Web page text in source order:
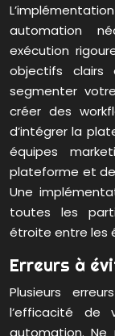
automation
exécution
objectifs
segmenter
créer des
d’intégrer la
équipes
plateforme et
Une
toutes les
étroite entre les
Erreurs à
Plusieurs
l’efficacité de
automation.